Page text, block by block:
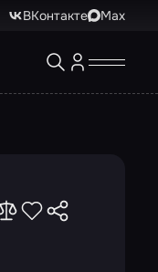
ВКонтакте Max